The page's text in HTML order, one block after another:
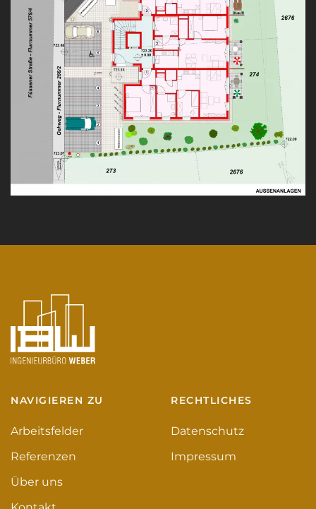
NAVIGIEREN ZU
Arbeitsfelder
Referenzen
Über uns
RECHTLICHES
Datenschutz
Impressum